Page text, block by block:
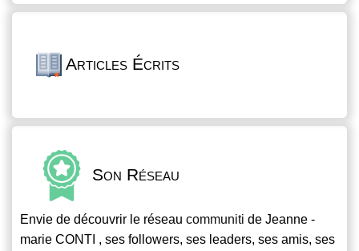
Articles Écrits
Son Réseau
Envie de découvrir le réseau communiti de Jeanne -
marie CONTI , ses followers, ses leaders, ses amis, ses